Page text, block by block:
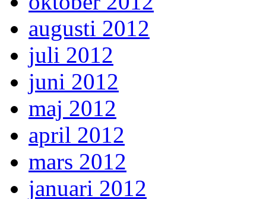
augusti 2012
juli 2012
juni 2012
maj 2012
april 2012
mars 2012
januari 2012